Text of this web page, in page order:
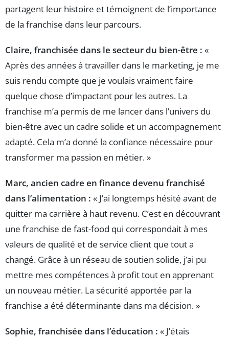
partagent leur histoire et témoignent de l’importance
de la franchise dans leur parcours.
Claire, franchisée dans le secteur du bien-être : «
Après des années à travailler dans le marketing, je me
suis rendu compte que je voulais vraiment faire
quelque chose d’impactant pour les autres. La
franchise m’a permis de me lancer dans l’univers du
bien-être avec un cadre solide et un accompagnement
adapté. Cela m’a donné la confiance nécessaire pour
transformer ma passion en métier. »
Marc, ancien cadre en finance devenu franchisé
dans l’alimentation : « J’ai longtemps hésité avant de
quitter ma carrière à haut revenu. C’est en découvrant
une franchise de fast-food qui correspondait à mes
valeurs de qualité et de service client que tout a
changé. Grâce à un réseau de soutien solide, j’ai pu
mettre mes compétences à profit tout en apprenant
un nouveau métier. La sécurité apportée par la
franchise a été déterminante dans ma décision. »
Sophie, franchisée dans l’éducation : « J’étais